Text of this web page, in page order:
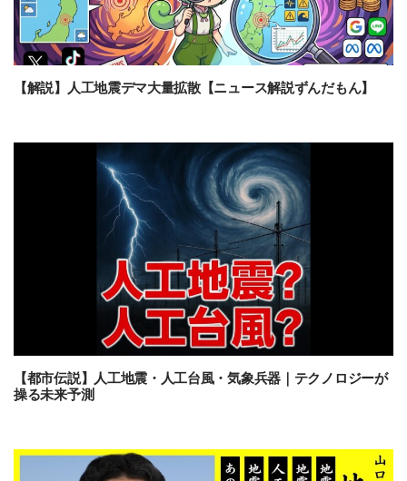
【解説】人工地震デマ大量拡散【ニュース解説ずんだもん】
【都市伝説】人工地震・人工台風・気象兵器｜テクノロジーが
操る未来予測